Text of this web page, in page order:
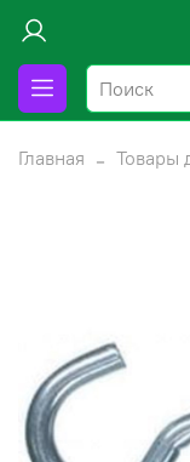
Главная Товары